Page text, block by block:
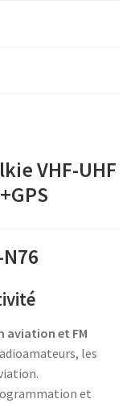
VHF-UHF
aviation et FM
les
et